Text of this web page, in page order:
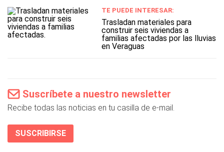
TE PUEDE INTERESAR:
Trasladan materiales para
construir seis viviendas a
familias afectadas por las lluvias
en Veraguas
Suscríbete a nuestro newsletter
Recibe todas las noticias en tu casilla de e-mail.
SUSCRIBIRSE